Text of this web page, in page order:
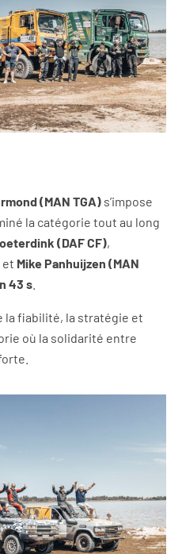
(MAN TGA) s’impose
la catégorie tout au long
(DAF CF),
et Mike Panhuijzen (MAN
43 s
la fiabilité, la stratégie et
où la solidarité entre